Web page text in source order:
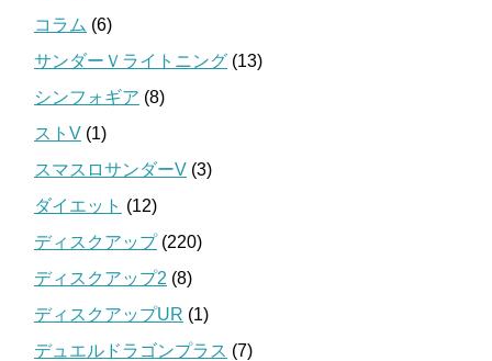
コラム (6)
サンダーＶライトニング (13)
シンフォギア (8)
ストV (1)
スマスロサンダーV (3)
ダイエット (12)
ディスクアップ(220)
ディスクアップ2 (8)
ディスクアップUR (1)
デュエルドラゴンプラス (7)